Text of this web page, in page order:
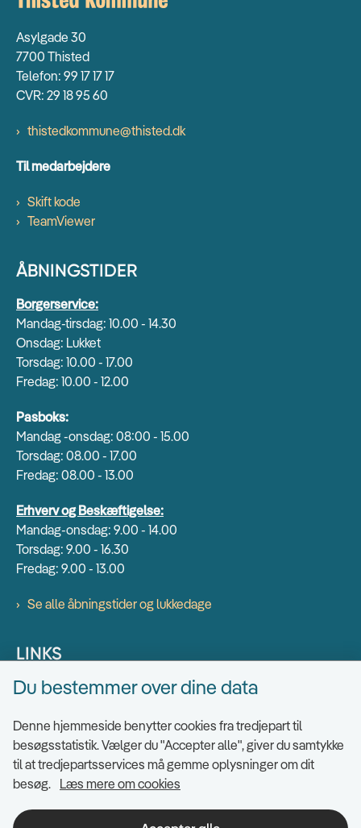
Asylgade 30
7700 Thisted
Telefon: 99 17 17 17
CVR: 29 18 95 60
thistedkommune@thisted.dk
Til medarbejdere
Skift kode
TeamViewer
ÅBNINGSTIDER
Borgerservice:
Mandag-tirsdag: 10.00 - 14.30
Onsdag: Lukket
Torsdag: 10.00 - 17.00
Fredag: 10.00 - 12.00
Pasboks:
Mandag -onsdag: 08:00 - 15.00
Torsdag: 08.00 - 17.00
Fredag: 08.00 - 13.00
Erhverv og Beskæftigelse:
Mandag-onsdag: 9.00 - 14.00
Torsdag: 9.00 - 16.30
Fredag: 9.00 - 13.00
Se alle åbningstider og lukkedage
LINKS
Find EAN numre
Tilgængelighedserklæring
Cookies
Ris og ros til hjemmesiden
Du bestemmer over dine data
Denne hjemmeside benytter cookies fra tredjepart til
besøgsstatistik. Vælger du "Accepter alle", giver du samtykke
til at tredjepartsservices må gemme oplysninger om dit
besøg. Læs mere om cookies